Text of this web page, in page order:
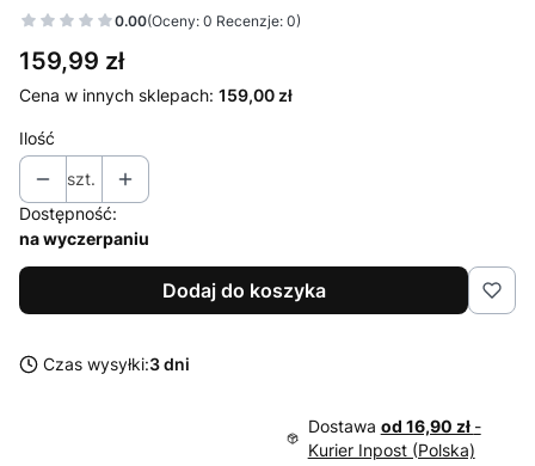
0.00(Oceny: 0 Recenzje: 0)
Cena
159,99 zł
Cena w innych sklepach: 159,00 zł
Ilość
szt.
Dostępność:
na wyczerpaniu
Dodaj do koszyka
Czas wysyłki:3 dni
Dostawa od 16,90 zł -
Kurier Inpost (Polska)